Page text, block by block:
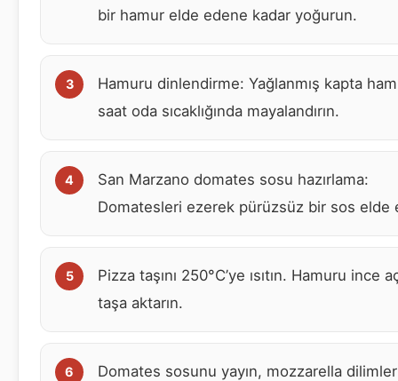
bir hamur elde edene kadar yoğurun.
Hamuru dinlendirme: Yağlanmış kapta
saat oda sıcaklığında mayalandırın.
San Marzano domates sosu hazırlama:
Domatesleri ezerek pürüzsüz bir sos elde
Pizza taşını 250°C’ye ısıtın. Hamuru ince
taşa aktarın.
Domates sosunu yayın, mozzarella